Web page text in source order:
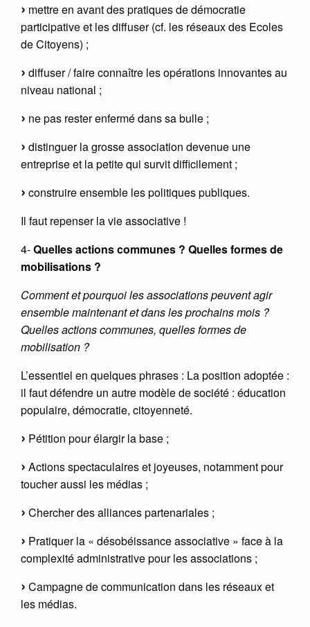
mettre en avant des pratiques de démocratie
participative et les diffuser (cf. les réseaux des Ecoles
de Citoyens) ;
diffuser / faire connaître les opérations innovantes au
niveau national ;
ne pas rester enfermé dans sa bulle ;
distinguer la grosse association devenue une
entreprise et la petite qui survit difficilement ;
construire ensemble les politiques publiques.
Il faut repenser la vie associative !
4-Quelles actions communes ? Quelles formes de
mobilisations ?
Comment et pourquoi les associations peuvent agir
ensemble maintenant et dans les prochains mois ?
Quelles actions communes, quelles formes de
mobilisation ?
L’essentiel en quelques phrases : La position adoptée :
il faut défendre un autre modèle de société : éducation
populaire, démocratie, citoyenneté.
Pétition pour élargir la base ;
Actions spectaculaires et joyeuses, notamment pour
toucher aussi les médias ;
Chercher des alliances partenariales ;
Pratiquer la « désobéissance associative » face à la
complexité administrative pour les associations ;
Campagne de communication dans les réseaux et
les médias.